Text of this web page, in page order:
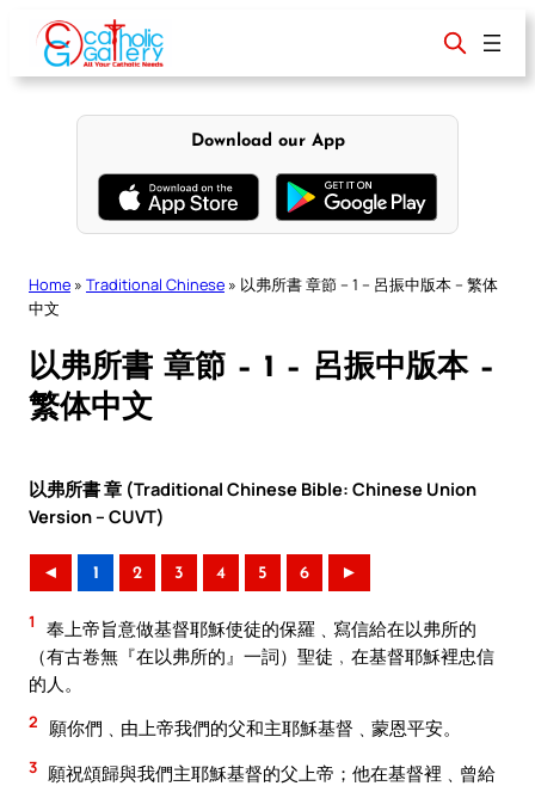
content
Download our App
Home » Traditional Chinese » 以弗所書 章節 – 1 – 呂振中版本 – 繁体
中文
以弗所書 章節 – 1 – 呂振中版本 –
繁体中文
以弗所書 章 (Traditional Chinese Bible: Chinese Union
Version – CUVT)
◄ 1 2 3 4 5 6 ►
1
奉上帝旨意做基督耶穌使徒的保羅﹑寫信給在以弗所的
（有古卷無『在以弗所的』一詞）聖徒﹐在基督耶穌裡忠信
的人。
2 願你們﹑由上帝我們的父和主耶穌基督﹑蒙恩平安。
3 願祝頌歸與我們主耶穌基督的父上帝；他在基督裡﹑曾給